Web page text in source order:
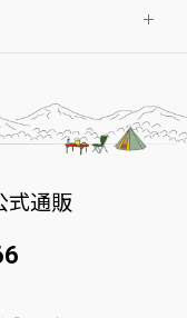
式通販